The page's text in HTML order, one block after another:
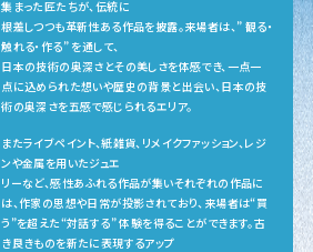
集まった匠たちが、伝統に
根差しつつも革新性ある作品を披露。来場者は、” 観る・
触れる・作る” を通して、
日本の技術の奥深さとその美しさを体感でき、一点一
点に込められた想いや歴史の背景と出会い、日本の技
術の奥深さを五感で感じられるエリア。
またライブペイント、紙雑貨、リメイクファッション、レジ
ンや金属を用いたジュエ
リーなど、感性あふれる作品が集いそれぞれの作品に
は、作家の思想や日常が投影されており、来場者は“買
う”を超えた“対話する” 体験を得ることができます。古
き良きものを新たに表現するアップ